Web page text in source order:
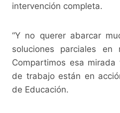
intervención completa.
“Y no querer abarcar
soluciones parciales en
Compartimos esa
de trabajo están en
de Educación.